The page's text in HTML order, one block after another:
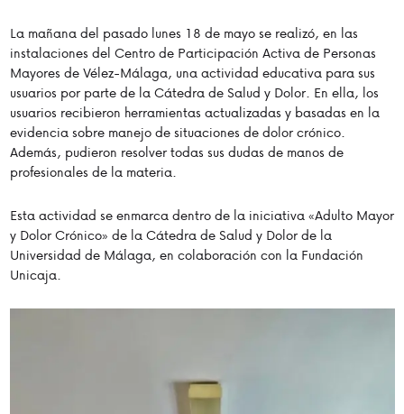
La mañana del pasado lunes 18 de mayo se realizó, en las
instalaciones del Centro de Participación Activa de Personas
Mayores de Vélez-Málaga, una actividad educativa para sus
usuarios por parte de la Cátedra de Salud y Dolor. En ella, los
usuarios recibieron herramientas actualizadas y basadas en la
evidencia sobre manejo de situaciones de dolor crónico.
Además, pudieron resolver todas sus dudas de manos de
profesionales de la materia.
Esta actividad se enmarca dentro de la iniciativa «Adulto Mayor
y Dolor Crónico» de la Cátedra de Salud y Dolor de la
Universidad de Málaga, en colaboración con la Fundación
Unicaja.